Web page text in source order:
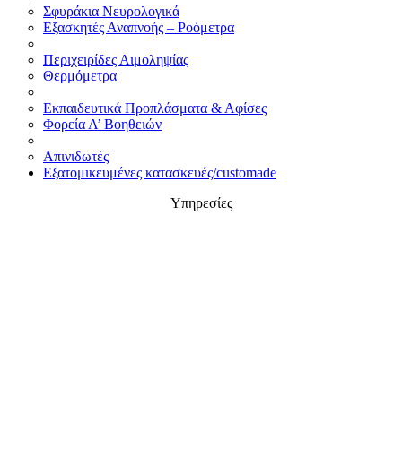
Σφυράκια Νευρολογικά
Εξασκητές Αναπνοής – Ροόμετρα
Περιχειρίδες Αιμοληψίας
Θερμόμετρα
Εκπαιδευτικά Προπλάσματα & Αφίσες
Φορεία Α’ Βοηθειών
Απινιδωτές
Εξατομικευμένες κατασκευές/customade
Υπηρεσίες